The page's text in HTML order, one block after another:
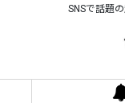
SNSで話題